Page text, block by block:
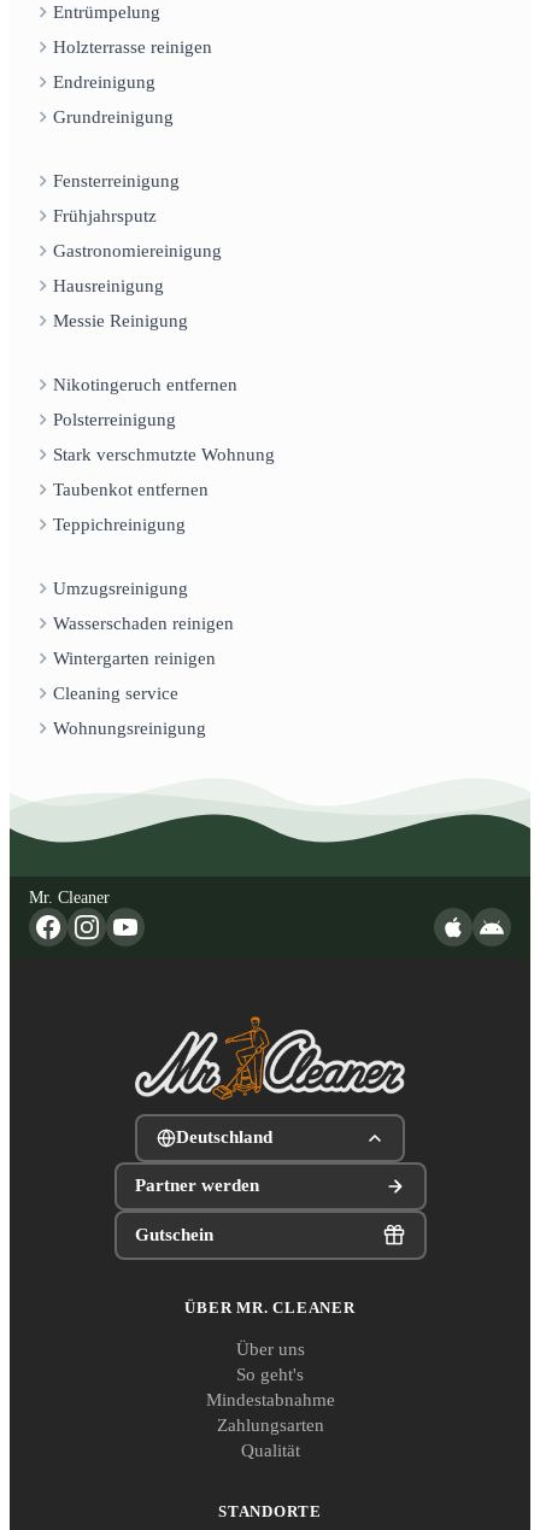
Entrümpelung
Holzterrasse reinigen
Endreinigung
Grundreinigung
Fensterreinigung
Frühjahrsputz
Gastronomiereinigung
Hausreinigung
Messie Reinigung
Nikotingeruch entfernen
Polsterreinigung
Stark verschmutzte Wohnung
Taubenkot entfernen
Teppichreinigung
Umzugsreinigung
Wasserschaden reinigen
Wintergarten reinigen
Cleaning service
Wohnungsreinigung
Mr. Cleaner
Deutschland
Partner werden
Gutschein
ÜBER MR. CLEANER
Über uns
So geht's
Mindestabnahme
Zahlungsarten
Qualität
STANDORTE